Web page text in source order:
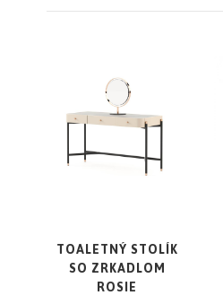
TOALETNÝ STOLÍK
SO ZRKADLOM
ROSIE